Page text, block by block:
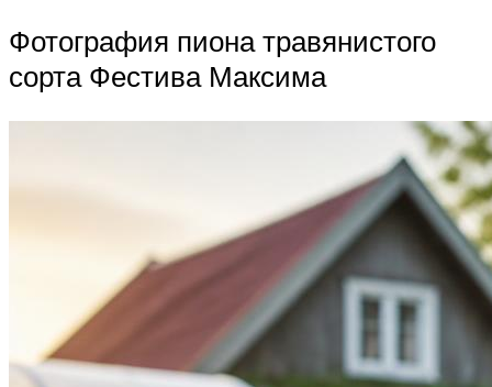
Фотография пиона травянистого
сорта Фестива Максима